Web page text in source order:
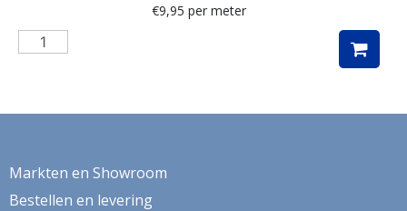
klein
kraanvogel
€9,95 per meter
Markten en Showroom
Bestellen en levering